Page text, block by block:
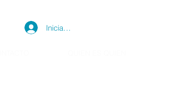
Iniciar sesión